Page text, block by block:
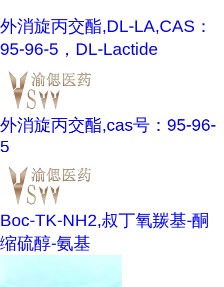
外消旋丙交酯,DL-LA,CAS：
95-96-5，DL-Lactide
外消旋丙交酯,cas号：95-96-
5
Boc-TK-NH2,叔丁氧羰基-酮
缩硫醇-氨基